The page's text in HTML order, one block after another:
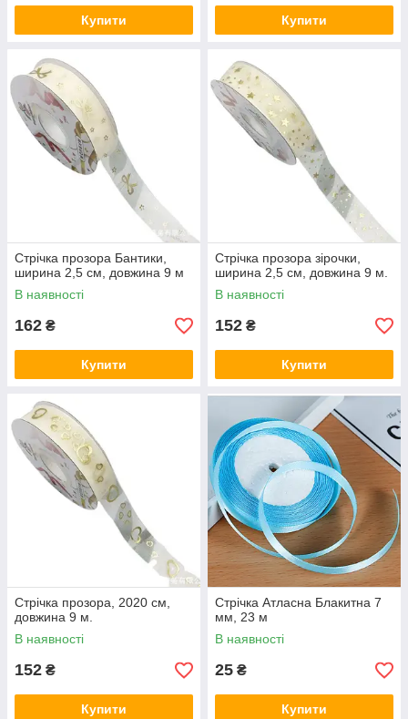
Купити Купити
Стрічка прозора Бантики,
ширина 2,5 см, довжина 9 м
В наявності
162 ₴
Купити
Стрічка прозора зірочки,
ширина 2,5 см, довжина 9 м.
В наявності
152 ₴
Купити
Стрічка прозора, 2020 см,
довжина 9 м.
В наявності
152 ₴
Купити
Стрічка Атласна Блакитна 7
мм, 23 м
В наявності
25 ₴
Купити